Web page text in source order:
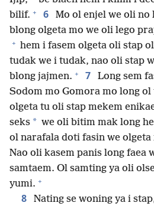
bilif. + 6 Mo ol enjel we oli no
blong olgeta mo we oli lego
+ hem i fasem olgeta oli stap
tudak we i tudak, nao oli stap
blong jajmen. + 7
Long sem
Sodom mo Gomora mo long
olgeta tu oli stap mekem
seks * we oli bitim mak long
ol narafala doti fasin we
Nao oli kasem panis long faea
samtaem. Ol samting ya oli
yumi. +
8
Nating se woning ya i